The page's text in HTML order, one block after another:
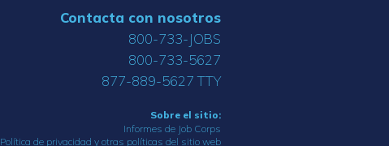
Contacta con nosotros
800-733-JOBS
800-733-5627
877-889-5627 TTY
Sobre el sitio:
Informes de Job Corps
Política de privacidad y otras políticas del sitio web